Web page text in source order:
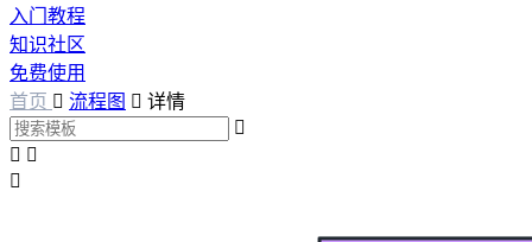
入门教程
知识社区
免费使用
首页  流程图  详情

 
